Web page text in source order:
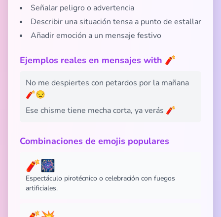
Señalar peligro o advertencia
Describir una situación tensa a punto de estallar
Añadir emoción a un mensaje festivo
Ejemplos reales en mensajes with 🧨
No me despiertes con petardos por la mañana
🧨😒
Ese chisme tiene mecha corta, ya verás 🧨
Combinaciones de emojis populares
🧨🎆
Espectáculo pirotécnico o celebración con fuegos
artificiales.